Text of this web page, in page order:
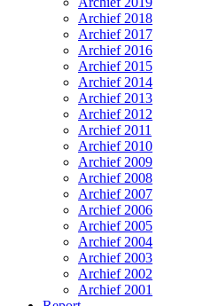
Archief 2018
Archief 2017
Archief 2016
Archief 2015
Archief 2014
Archief 2013
Archief 2012
Archief 2011
Archief 2010
Archief 2009
Archief 2008
Archief 2007
Archief 2006
Archief 2005
Archief 2004
Archief 2003
Archief 2002
Archief 2001